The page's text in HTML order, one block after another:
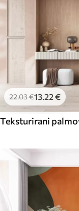
22.03€13.22 €